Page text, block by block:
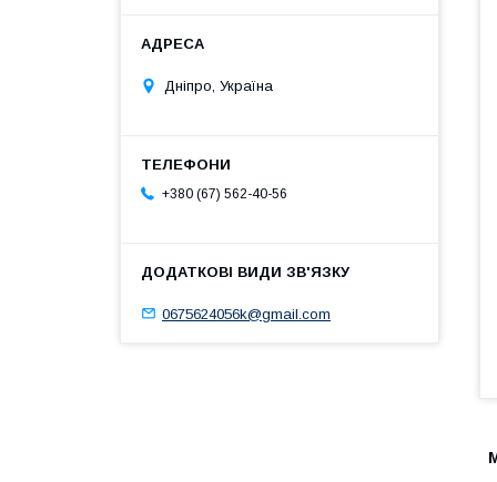
Дніпро, Україна
+380 (67) 562-40-56
0675624056k@gmail.com